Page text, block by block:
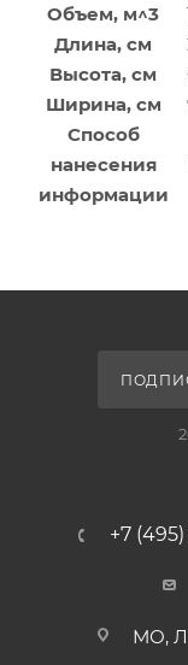
Объем, м^3
Длина, см
Высота, см
Ширина, см
Способ
нанесения
информации
+7 (495)
МО,